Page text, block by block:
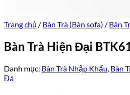
Trang chủ / Bàn Trà (Bàn sofa) / Bàn
Bàn Trà Hiện Đại
Danh mục: Bàn Trà Nhập Khẩu, Bàn
Đá